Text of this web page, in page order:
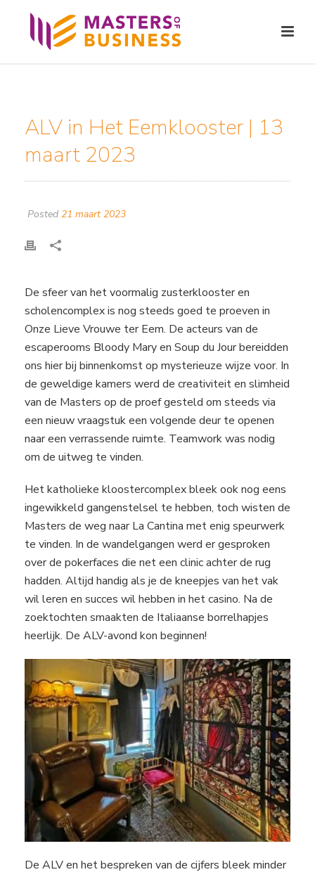
ALV in Het Eemklooster | 13
maart 2023
Posted 21 maart 2023
De sfeer van het voormalig zusterklooster en
scholencomplex is nog steeds goed te proeven in
Onze Lieve Vrouwe ter Eem. De acteurs van de
escaperooms Bloody Mary en Soup du Jour bereidden
ons hier bij binnenkomst op mysterieuze wijze voor. In
de geweldige kamers werd de creativiteit en slimheid
van de Masters op de proef gesteld om steeds via
een nieuw vraagstuk een volgende deur te openen
naar een verrassende ruimte. Teamwork was nodig
om de uitweg te vinden.
Het katholieke kloostercomplex bleek ook nog eens
ingewikkeld gangenstelsel te hebben, toch wisten de
Masters de weg naar La Cantina met enig speurwerk
te vinden. In de wandelgangen werd er gesproken
over de pokerfaces die net een clinic achter de rug
hadden. Altijd handig als je de kneepjes van het vak
wil leren en succes wil hebben in het casino. Na de
zoektochten smaakten de Italiaanse borrelhapjes
heerlijk. De ALV-avond kon beginnen!
De ALV en het bespreken van de cijfers bleek minder